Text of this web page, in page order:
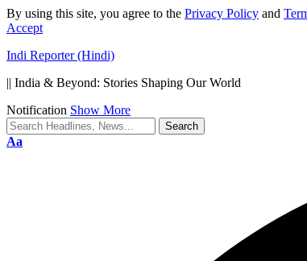
By using this site, you agree to the Privacy Policy and
Accept
Indi Reporter (Hindi)
|| India & Beyond: Stories Shaping Our World
Notification Show More
Font
Aa